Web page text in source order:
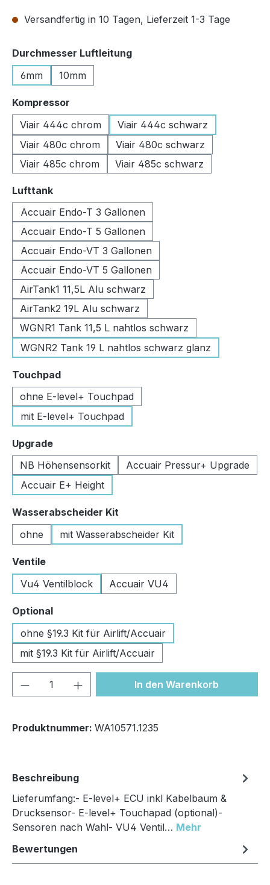
Versandfertig in 10 Tagen, Lieferzeit 1-3 Tage
Durchmesser Luftleitungauswählen
6mm
10mm
Kompressor
Viair 444c chrom
Viair 444c schwarz
Viair 480c chrom
Viair 480c schwarz
Viair 485c chrom
Viair 485c schwarz
Lufttankauswählen
Accuair Endo-T 3 Gallonen
Accuair Endo-T 5 Gallonen
Accuair Endo-VT 3 Gallonen
Accuair Endo-VT 5 Gallonen
AirTank1 11,5L Alu schwarz
AirTank2 19L Alu schwarz
WGNR1 Tank 11,5 L nahtlos schwarz
WGNR2 Tank 19 L nahtlos schwarz glanz
Touchpadauswählen
ohne E-level+ Touchpad
mit E-level+ Touchpad
Upgradeauswählen
NB Höhensensorkit
Accuair Pressur+ Upgrade
Accuair E+ Height
Wasserabscheider Kit
ohne
mit Wasserabscheider Kit
Ventileauswählen
Vu4 Ventilblock
Accuair VU4
Optionalauswählen
ohne §19.3 Kit für Airlift/Accuair
mit §19.3 Kit für Airlift/Accuair
Produkt Anzahl: Gib denIn den Warenkorb
Produktnummer: WA10571.1235
Beschreibung
Lieferumfang:- E-level+ ECU inkl Kabelbaum &
Drucksensor- E-level+ Touchapad (optional)-
Sensoren nach Wahl- VU4 Ventil… Mehr
Bewertungen